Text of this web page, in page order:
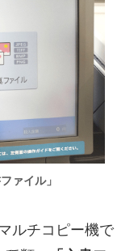
ァイル」
ルチコピー機で